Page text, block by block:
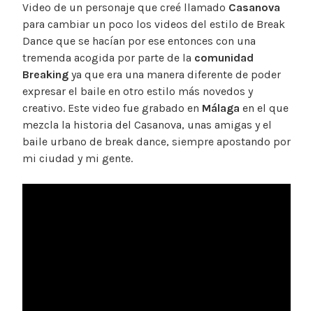
Video de un personaje que creé llamado Casanova
para cambiar un poco los videos del estilo de Break
Dance que se hacían por ese entonces con una
tremenda acogida por parte de la comunidad
Breaking ya que era una manera diferente de poder
expresar el baile en otro estilo más novedos y
creativo. Este video fue grabado en Málaga en el que
mezcla la historia del Casanova, unas amigas y el
baile urbano de break dance, siempre apostando por
mi ciudad y mi gente.